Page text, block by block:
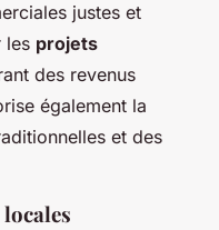
justes et
les projets
des revenus
également la
et des